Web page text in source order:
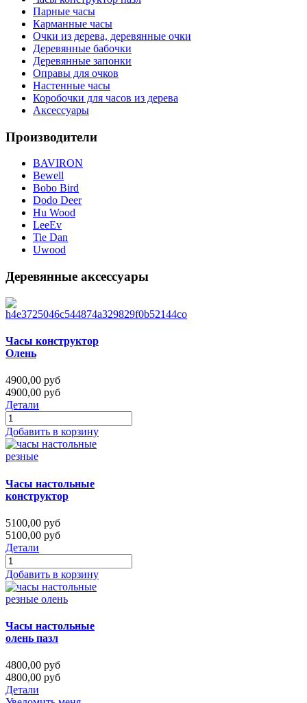
Парные часы
Карманные часы
Очки из дерева, деревянные очки
Деревянные бабочки
Деревянные запонки
Оправы для очков
Настенные часы
Коробочки для часов из дерева
Аксессуары
Производители
BAVIRON
Bewell
Bobo Bird
Dodo Deer
Hu Wood
LeeEv
Tie Dan
Uwood
Деревянные аксессуары
Часы конструктор
Олень
4900,00 руб
4900,00 руб
Детали
Добавить в корзину
Часы настольные
конструктор
5100,00 руб
5100,00 руб
Детали
Добавить в корзину
Часы настольные
олень пазл
4800,00 руб
4800,00 руб
Детали